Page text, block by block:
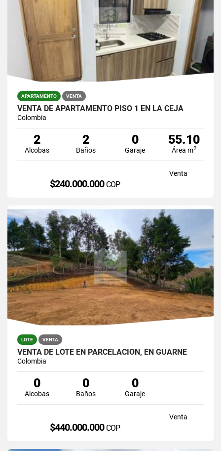
APARTAMENTO VENTA
VENTA DE APARTAMENTO PISO 1 EN LA CEJA
Colombia
2
Alcobas
2
Baños
0
Garaje
55.10
Área m2
Venta
$240.000.000 COP
LOTE VENTA
VENTA DE LOTE EN PARCELACION, EN GUARNE
Colombia
0
Alcobas
0
Baños
0
Garaje
Venta
$440.000.000 COP